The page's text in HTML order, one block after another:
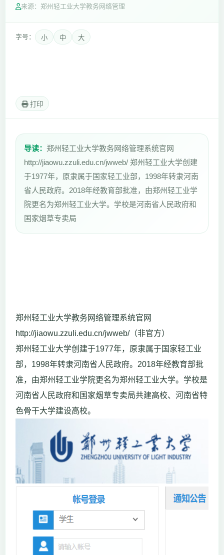
来源：郑州轻工业大学教务网络管理
字号： 小 中 大
打印
导读： 郑州轻工业大学教务网络管理系统官网
http://jiaowu.zzuli.edu.cn/jwweb/ 郑州轻工业大学创建
于1977年，原隶属于国家轻工业部，1998年转隶河南
省人民政府。2018年经教育部批准，由郑州轻工业学
院更名为郑州轻工业大学。学校是河南省人民政府和
国家烟草专卖局
郑州轻工业大学教务网络管理系统官网
http://jiaowu.zzuli.edu.cn/jwweb/（非官方）
郑州轻工业大学创建于1977年，原隶属于国家轻工业
部，1998年转隶河南省人民政府。2018年经教育部批
准，由郑州轻工业学院更名为郑州轻工业大学。学校是
河南省人民政府和国家烟草专卖局共建高校、河南省特
色骨干大学建设高校。